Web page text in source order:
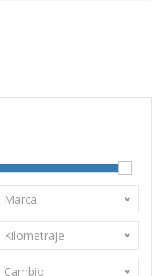
Marca
Kilometraje
Cambio